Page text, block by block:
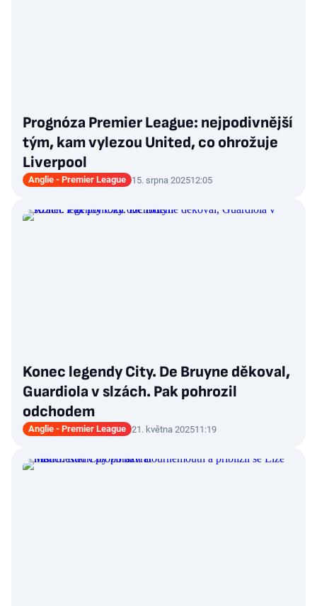
Prognóza Premier League: nejpodivnější
tým, kam vylezou United, co ohrožuje
Liverpool
Anglie - Premier League 15. srpna 202512:05
Konec legendy City. De Bruyne děkoval,
Guardiola v slzách. Pak pohrozil
odchodem
Anglie - Premier League 21. května 202511:19